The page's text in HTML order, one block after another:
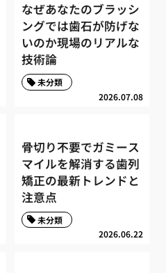
なぜあなたのブラッシ
ングでは歯石が防げな
いのか現場のリアルな
技術論
2026.07.08
未分類
骨切り不要でガミース
マイルを解消する歯列
矯正の最新トレンドと
注意点
2026.06.22
未分類